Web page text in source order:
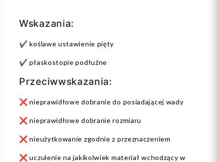
Wskazania:
✔️ koślawe ustawienie pięty
✔️ płaskostopie podłużne
Przeciwwskazania:
❌ nieprawidłowe dobranie do posiadającej wady
❌ nieprawidłowe dobranie rozmiaru
❌ nieużytkowanie zgodnie z przeznaczeniem
❌ uczulenie na jakikolwiek materiał wchodzący w